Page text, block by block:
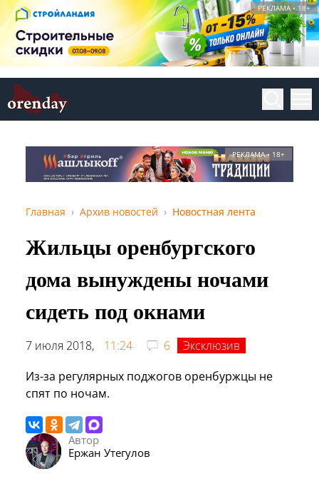
РЕКЛАМА • 18+
РЕКЛАМА • 18+
Главная Архив новостей Новостная лента
Жильцы оренбургского
дома вынуждены ночами
сидеть под окнами
7 июля 2018, 11:24 6
Эксклюзив
Из-за регулярных поджогов оренбуржцы не
спят по ночам.
Автор
Ержан Утегулов